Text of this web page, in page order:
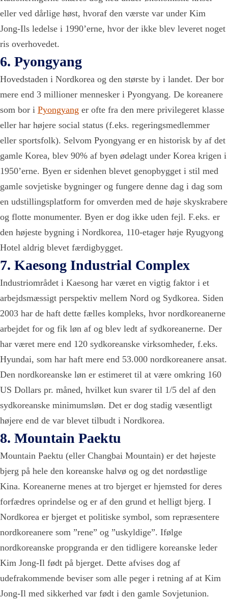
eller ved dårlige høst, hvoraf den værste var under Kim
Jong-Ils ledelse i 1990’erne, hvor der ikke blev leveret noget
ris overhovedet.
6. Pyongyang
Hovedstaden i Nordkorea og den største by i landet. Der bor
mere end 3 millioner mennesker i Pyongyang. De koreanere
som bor i Pyongyang er ofte fra den mere privilegeret klasse
eller har højere social status (f.eks. regeringsmedlemmer
eller sportsfolk). Selvom Pyongyang er en historisk by af det
gamle Korea, blev 90% af byen ødelagt under Korea krigen i
1950’erne. Byen er sidenhen blevet genopbygget i stil med
gamle sovjetiske bygninger og fungere denne dag i dag som
en udstillingsplatform for omverden med de høje skyskrabere
og flotte monumenter. Byen er dog ikke uden fejl. F.eks. er
den højeste bygning i Nordkorea, 110-etager høje Ryugyong
Hotel aldrig blevet færdigbygget.
7. Kaesong Industrial Complex
Industriområdet i Kaesong har været en vigtig faktor i et
arbejdsmæssigt perspektiv mellem Nord og Sydkorea. Siden
2003 har de haft dette fælles kompleks, hvor nordkoreanerne
arbejdet for og fik løn af og blev ledt af sydkoreanerne. Der
har været mere end 120 sydkoreanske virksomheder, f.eks.
Hyundai, som har haft mere end 53.000 nordkoreanere ansat.
Den nordkoreanske løn er estimeret til at være omkring 160
US Dollars pr. måned, hvilket kun svarer til 1/5 del af den
sydkoreanske minimumsløn. Det er dog stadig væsentligt
højere end de var blevet tilbudt i Nordkorea.
8. Mountain Paektu
Mountain Paektu (eller Changbai Mountain) er det højeste
bjerg på hele den koreanske halvø og og det nordøstlige
Kina. Koreanerne menes at tro bjerget er hjemsted for deres
forfædres oprindelse og er af den grund et helligt bjerg. I
Nordkorea er bjerget et politiske symbol, som repræsentere
nordkoreanere som ”rene” og ”uskyldige”. Ifølge
nordkoreanske propgranda er den tidligere koreanske leder
Kim Jong-Il født på bjerget. Dette afvises dog af
udefrakommende beviser som alle peger i retning af at Kim
Jong-Il med sikkerhed var født i den gamle Sovjetunion.